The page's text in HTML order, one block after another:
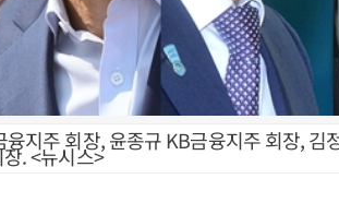
지주 회장, 윤종규 KB금융지주 회장, 김
. <뉴시스>